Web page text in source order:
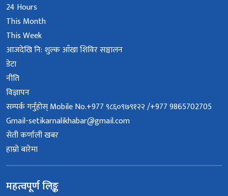
24 Hours
This Month
This Week
आजदेखि नि: शुल्क आँखा शिविर सञ्चालन
डेटा
नीति
विज्ञापन
सम्पर्क गर्नुहोस् Mobile No.+977 ९८६०९७९१२२ /+977 9865702705
Gmail-setikarnalikhabar@gmail.com
सेती कर्णाली खबर
हाम्रो बारेमा
महत्वपूर्ण लिङ्क